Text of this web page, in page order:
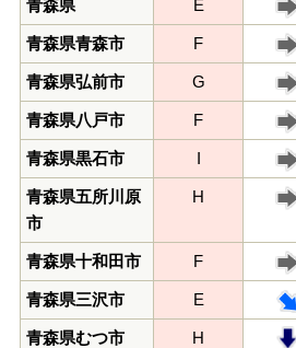
青森県 E
青森県青森市 F
青森県弘前市 G
青森県八戸市 F
青森県黒石市 I
青森県五所川原
市
H
青森県十和田市 F
青森県三沢市 E
青森県むつ市 H